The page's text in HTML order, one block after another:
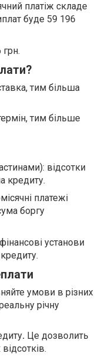
платіж складе
буде 59 196
тим більша
тим більше
відсотки
кредиту.
платежі
боргу
установи
умови в різних
річну
. Це дозволить